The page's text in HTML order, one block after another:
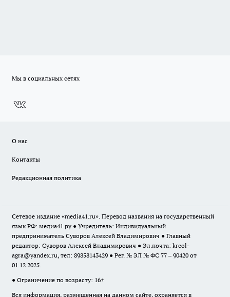
Мы в социальных сетях
О нас
Контакты
Редакционная политика
Сетевое издание «media41.ru». Перевод названия на государственный
язык РФ: медиа41.ру ● Учредитель: Индивидуальный
предприниматель Суворов Алексей Владимирович ● Главный
редактор: Суворов Алексей Владимирович ● Эл.почта: kreol-
agra@yandex.ru, тел: 89858143429 ● Рег. № ЭЛ № ФС 77 – 90420 от
01.12.2025.
● Ограничение по возрасту: 16+
Вся информация, размещенная на данном сайте, охраняется в